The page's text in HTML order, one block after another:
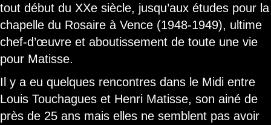
tout début du XXe siècle, jusqu’aux études pour la
chapelle du Rosaire à Vence (1948-1949), ultime
chef-d’œuvre et aboutissement de toute une vie
pour Matisse.
Il y a eu quelques rencontres dans le Midi entre
Louis Touchagues et Henri Matisse, son ainé de
près de 25 ans mais elles ne semblent pas avoir